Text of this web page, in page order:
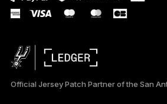
TÜRKÇE
DEUTSCH
PORTUGUÊS
Official Jersey Patch Partner of the San